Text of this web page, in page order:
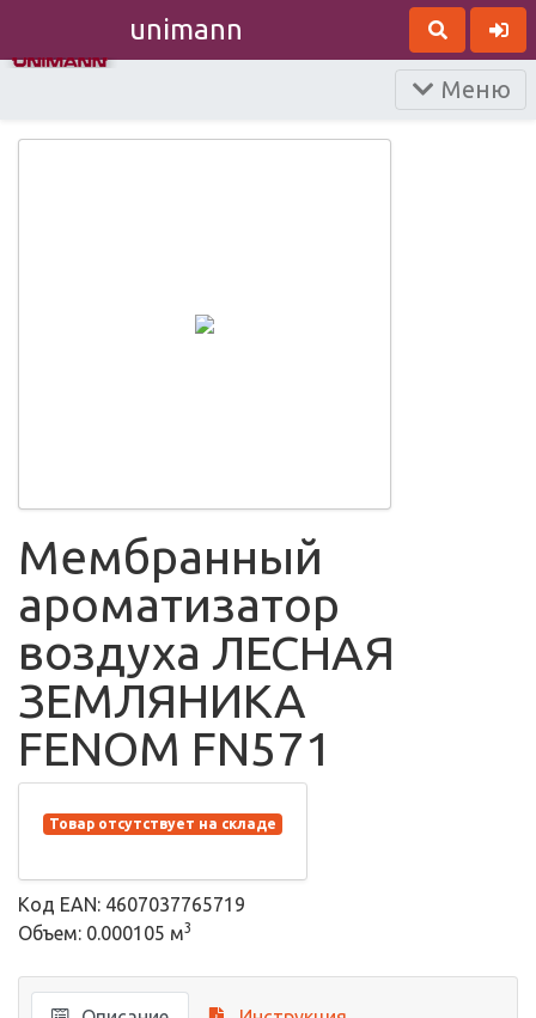
unimann
Меню
Мембранный
ароматизатор
воздуха ЛЕСНАЯ
ЗЕМЛЯНИКА
FENOM FN571
Товар отсутствует на складе
Код EAN: 4607037765719
Объем: 0.000105 м3